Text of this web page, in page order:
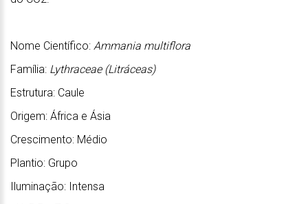
Nome Científico: Ammania multiflora
Família: Lythraceae (Litráceas)
Estrutura: Caule
Origem: África e Ásia
Crescimento: Médio
Plantio: Grupo
Iluminação: Intensa